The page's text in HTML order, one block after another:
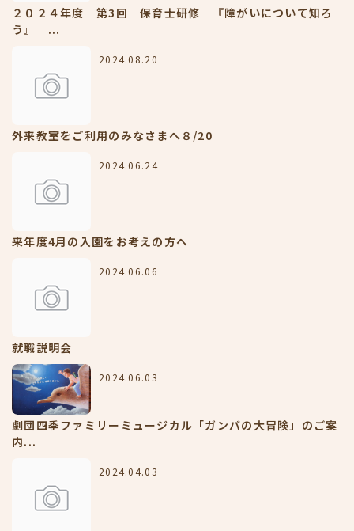
２０２４年度 第3回 保育士研修 『障がいについて知ろ
う』 ...
2024.08.20
外来教室をご利用のみなさまへ８/20
2024.06.24
来年度4月の入園をお考えの方へ
2024.06.06
就職説明会
2024.06.03
劇団四季ファミリーミュージカル「ガンバの大冒険」のご案
内...
2024.04.03